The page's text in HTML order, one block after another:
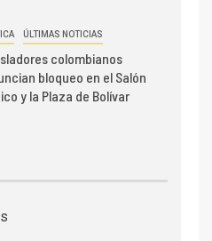
ÚLTIMAS NOTICIAS
colombianos
bloqueo en el Salón
y la Plaza de Bolívar